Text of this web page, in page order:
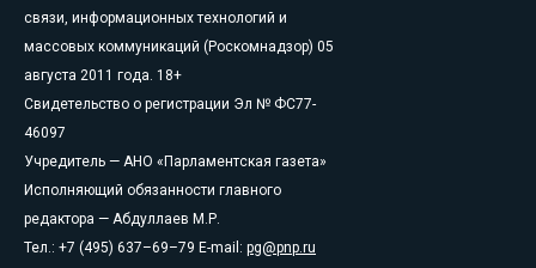
связи, информационных технологий и
массовых коммуникаций (Роскомнадзор) 05
августа 2011 года. 18+
Свидетельство о регистрации Эл № ФС77-
46097
Учредитель — АНО «Парламентская газета»
Исполняющий обязанности главного
редактора — Абдуллаев М.Р.
Тел.: +7 (495) 637–69–79 E-mail: pg@pnp.ru